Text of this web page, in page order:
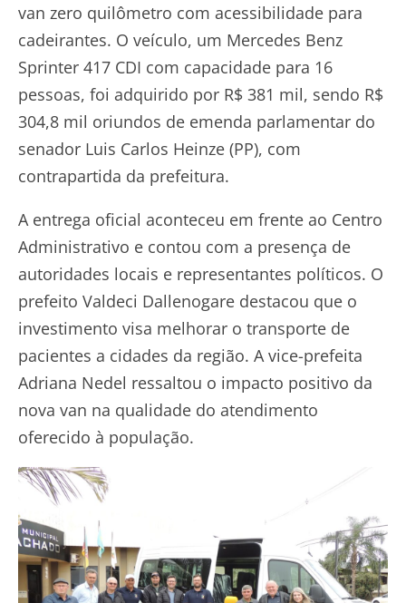
van zero quilômetro com acessibilidade para
cadeirantes. O veículo, um Mercedes Benz
Sprinter 417 CDI com capacidade para 16
pessoas, foi adquirido por R$ 381 mil, sendo R$
304,8 mil oriundos de emenda parlamentar do
senador Luis Carlos Heinze (PP), com
contrapartida da prefeitura.
A entrega oficial aconteceu em frente ao Centro
Administrativo e contou com a presença de
autoridades locais e representantes políticos. O
prefeito Valdeci Dallenogare destacou que o
investimento visa melhorar o transporte de
pacientes a cidades da região. A vice-prefeita
Adriana Nedel ressaltou o impacto positivo da
nova van na qualidade do atendimento
oferecido à população.